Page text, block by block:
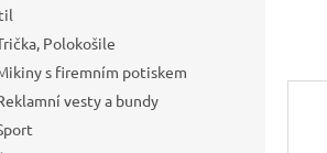
Polokošile
s firemním potiskem
vesty a bundy